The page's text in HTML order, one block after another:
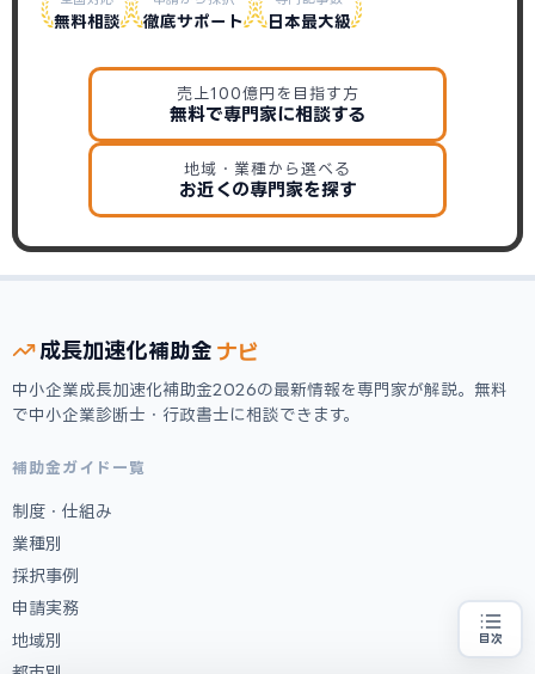
目次
無料相談 徹底サポート 日本最大級
売上100億円を目指す方
無料で専門家に相談する
地域・業種から選べる
お近くの専門家を探す
成長加速化補助金 ナビ
中小企業成長加速化補助金2026の最新情報を専門家が解説。無料
で中小企業診断士・行政書士に相談できます。
補助金ガイド一覧
制度・仕組み
業種別
採択事例
申請実務
地域別